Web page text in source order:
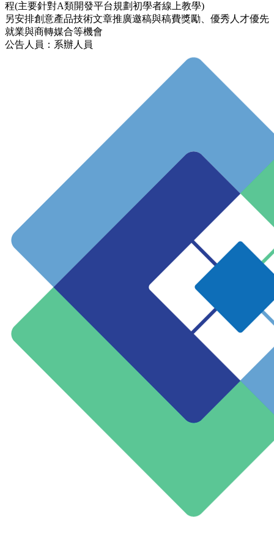
程(主要針對A類開發平台規劃初學者線上教學)
另安排創意產品技術文章推廣邀稿與稿費獎勵、優秀人才優先
就業與商轉媒合等機會
公告人員：系辦人員